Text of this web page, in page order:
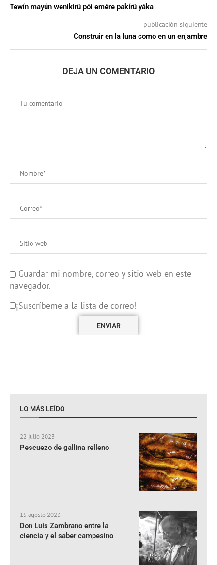
Tewín mayún wenikirü pói emére pakírü yáka
publicación siguiente
Construir en la luna como en un enjambre
DEJA UN COMENTARIO
Guardar mi nombre, correo y sitio web en este
navegador.
¡Suscríbeme a la lista de correo!
LO MÁS LEÍDO
22 julio 2023
Pescuezo de gallina relleno
15 agosto 2023
Don Luis Zambrano entre la
ciencia y el saber campesino